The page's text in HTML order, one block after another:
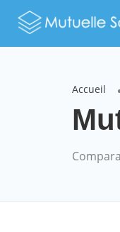
Accueil